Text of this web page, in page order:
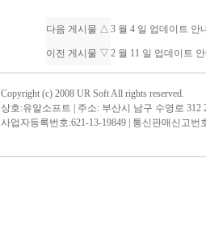
다음 게시물 △ 3 월 4 일 업데이트 안
이전 게시물 ▽ 2 월 11 일 업데이트
Copyright (c) 2008 UR Soft All rights reserved.
상호:유알소프트 | 주소: 부산시 남구 수영로 312
사업자등록번호:621-13-19849 | 통신판매신고번